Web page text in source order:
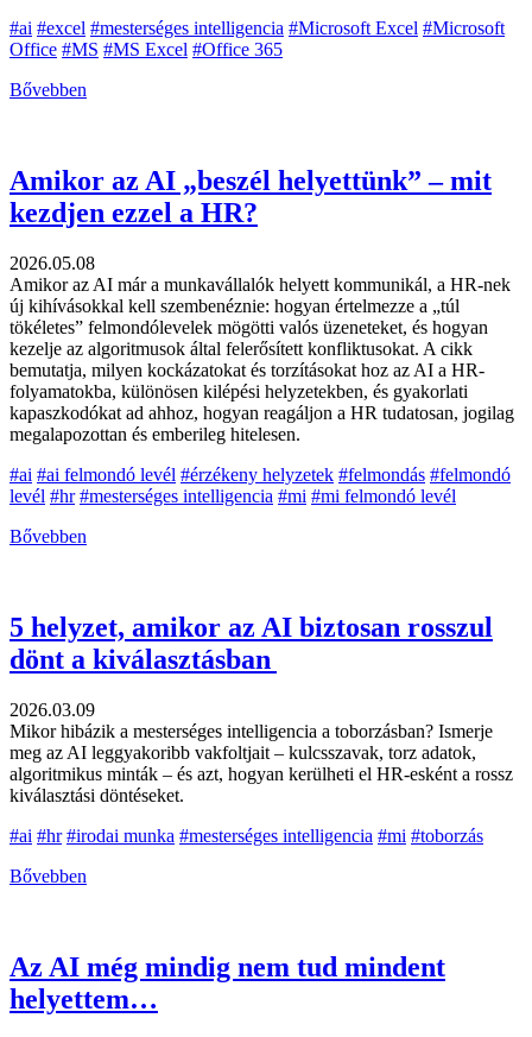
#ai #excel #mesterséges intelligencia #Microsoft Excel #Microsoft
Office #MS #MS Excel #Office 365
Bővebben
Amikor az AI „beszél helyettünk” – mit
kezdjen ezzel a HR?
2026.05.08
Amikor az AI már a munkavállalók helyett kommunikál, a HR-nek
új kihívásokkal kell szembenéznie: hogyan értelmezze a „túl
tökéletes” felmondólevelek mögötti valós üzeneteket, és hogyan
kezelje az algoritmusok által felerősített konfliktusokat. A cikk
bemutatja, milyen kockázatokat és torzításokat hoz az AI a HR-
folyamatokba, különösen kilépési helyzetekben, és gyakorlati
kapaszkodókat ad ahhoz, hogyan reagáljon a HR tudatosan, jogilag
megalapozottan és emberileg hitelesen.
#ai #ai felmondó levél #érzékeny helyzetek #felmondás #felmondó
levél #hr #mesterséges intelligencia #mi #mi felmondó levél
Bővebben
5 helyzet, amikor az AI biztosan rosszul
dönt a kiválasztásban
2026.03.09
Mikor hibázik a mesterséges intelligencia a toborzásban? Ismerje
meg az AI leggyakoribb vakfoltjait – kulcsszavak, torz adatok,
algoritmikus minták – és azt, hogyan kerülheti el HR-esként a rossz
kiválasztási döntéseket.
#ai #hr #irodai munka #mesterséges intelligencia #mi #toborzás
Bővebben
Az AI még mindig nem tud mindent
helyettem…